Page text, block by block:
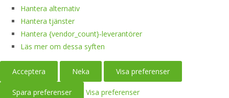
Hantera alternativ
Hantera tjänster
Hantera {vendor_count}-leverantörer
Läs mer om dessa syften
Acceptera Neka Visa preferenser
Spara preferenser Visa preferenser